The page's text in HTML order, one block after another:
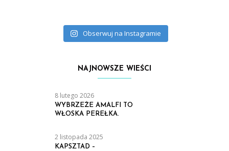
Obserwuj na Instagramie
NAJNOWSZE WIEŚCI
8 lutego 2026
WYBRZEŻE AMALFI TO
WŁOSKA PEREŁKA.
2 listopada 2025
KAPSZTAD –